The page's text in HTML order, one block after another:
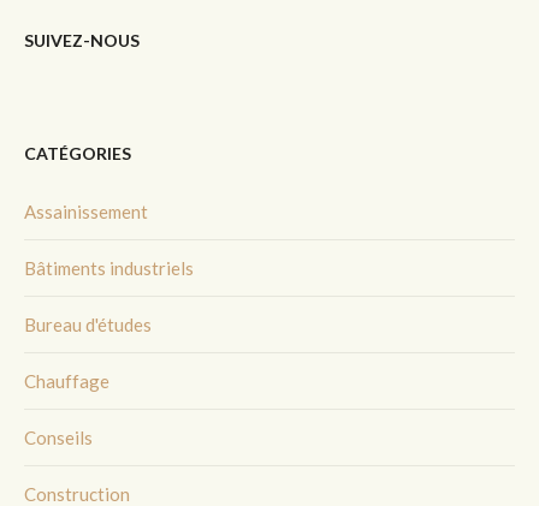
SUIVEZ-NOUS
CATÉGORIES
Assainissement
Bâtiments industriels
Bureau d'études
Chauffage
Conseils
Construction